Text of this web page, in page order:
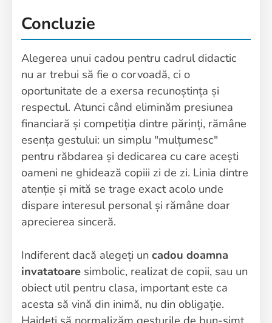
Concluzie
Alegerea unui cadou pentru cadrul didactic
nu ar trebui să fie o corvoadă, ci o
oportunitate de a exersa recunoștința și
respectul. Atunci când eliminăm presiunea
financiară și competiția dintre părinți, rămâne
esența gestului: un simplu "mulțumesc"
pentru răbdarea și dedicarea cu care acești
oameni ne ghidează copiii zi de zi. Linia dintre
atenție și mită se trage exact acolo unde
dispare interesul personal și rămâne doar
aprecierea sinceră.
Indiferent dacă alegeți un cadou doamna
invatatoare simbolic, realizat de copii, sau un
obiect util pentru clasa, important este ca
acesta să vină din inimă, nu din obligație.